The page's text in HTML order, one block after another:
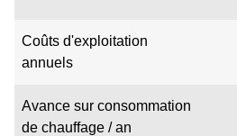
Coûts d'exploitation
annuels
Avance sur consommation
de chauffage / an